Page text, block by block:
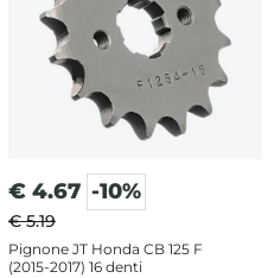
€ 4.67 -10%
€ 5.19
Pignone JT Honda CB 125 F
(2015-2017) 16 denti